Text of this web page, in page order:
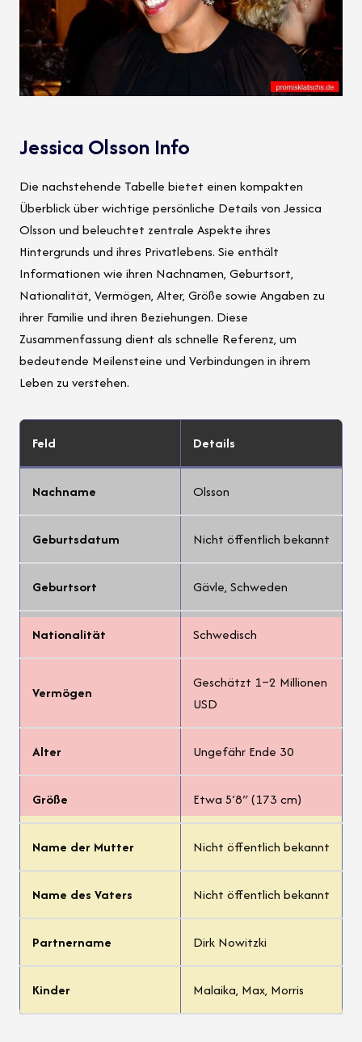
Jessica Olsson Info
Die nachstehende Tabelle bietet einen kompakten
Überblick über wichtige persönliche Details von Jessica
Olsson und beleuchtet zentrale Aspekte ihres
Hintergrunds und ihres Privatlebens. Sie enthält
Informationen wie ihren Nachnamen, Geburtsort,
Nationalität, Vermögen, Alter, Größe sowie Angaben zu
ihrer Familie und ihren Beziehungen. Diese
Zusammenfassung dient als schnelle Referenz, um
bedeutende Meilensteine und Verbindungen in ihrem
Leben zu verstehen.
Feld Details
Nachname Olsson
Geburtsdatum Nicht öffentlich bekannt
Geburtsort Gävle, Schweden
Nationalität Schwedisch
Vermögen
Geschätzt 1–2 Millionen
USD
Alter Ungefähr Ende 30
Größe Etwa 5’8″ (173 cm)
Name der Mutter Nicht öffentlich bekannt
Name des Vaters Nicht öffentlich bekannt
Partnername Dirk Nowitzki
Kinder Malaika, Max, Morris